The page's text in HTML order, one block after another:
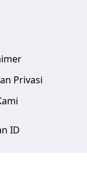
Privasi
ID